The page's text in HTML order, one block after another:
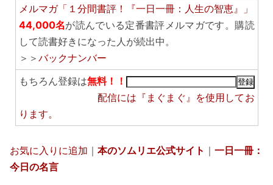
メルマガ「１分間書評！『一日一冊：人生の智恵』」
44,000名が読んでいる定番書評メルマガです。購読
して読書好きになった人が続出中。
＞＞ バックナンバー
もちろん登録は無料！！
配信には 『まぐまぐ』 を使用してお
ります。
お気に入りに追加 ｜ 本のソムリエ公式サイト ｜ 一日一冊：
今日の名言